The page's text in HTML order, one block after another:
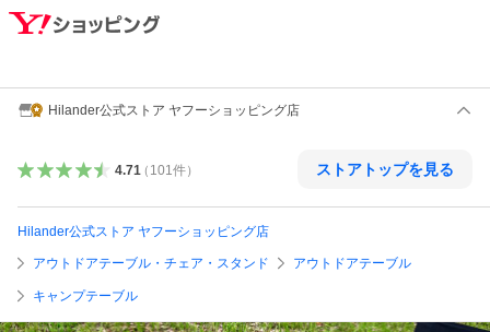
Hilander公式ストア ヤフーショッピング店
4.71（ 101件） ストアトップを見る
Hilander公式ストア ヤフーショッピング店
アウトドアテーブル・チェア・スタンド アウトドアテーブル
キャンプテーブル